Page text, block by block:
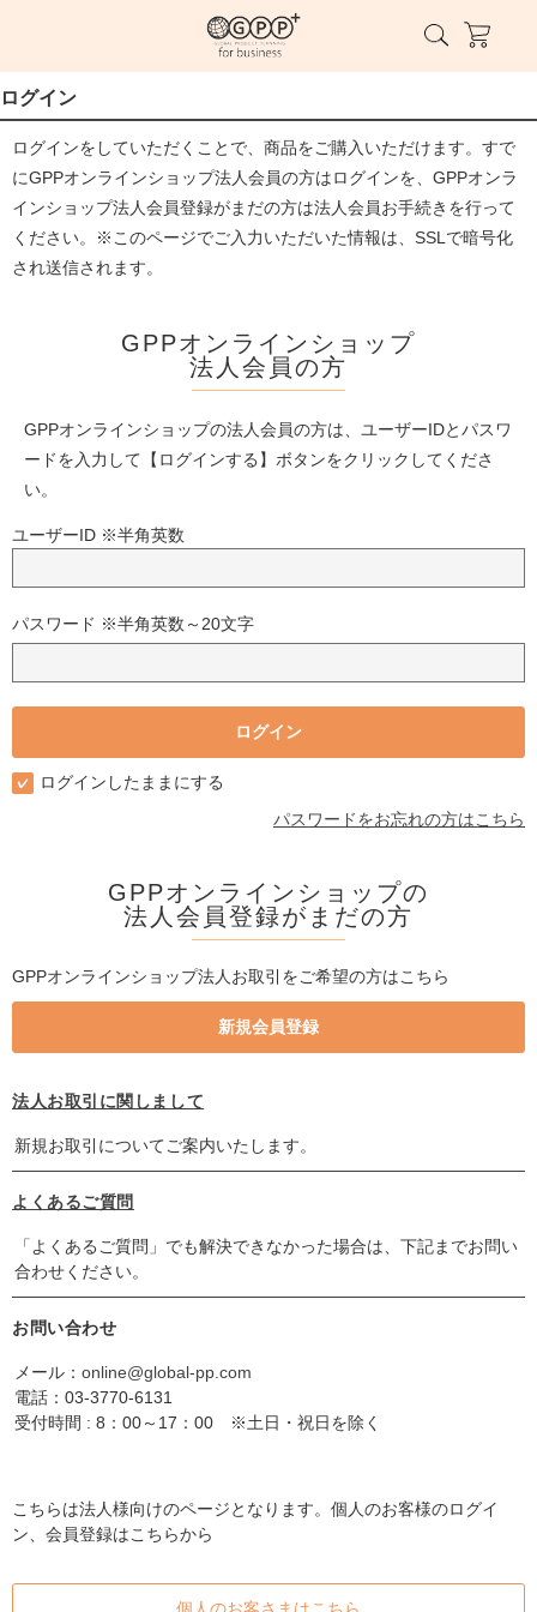
ログイン
ログインをしていただくことで、商品をご購入いただけます。すで
にGPPオンラインショップ法人会員の方はログインを、GPPオンラ
インショップ法人会員登録がまだの方は法人会員お手続きを行って
ください。※このページでご入力いただいた情報は、SSLで暗号化
され送信されます。
GPPオンラインショップ
法人会員の方
GPPオンラインショップの法人会員の方は、ユーザーIDとパスワ
ードを入力して【ログインする】ボタンをクリックしてくださ
い。
ユーザーID ※半角英数
パスワード ※半角英数～20文字
ログインしたままにする
パスワードをお忘れの方はこちら
GPPオンラインショップの
法人会員登録がまだの方
GPPオンラインショップ法人お取引をご希望の方はこちら
法人お取引に関しまして
新規お取引についてご案内いたします。
よくあるご質問
「よくあるご質問」でも解決できなかった場合は、下記までお問い
合わせください。
お問い合わせ
メール： online@global-pp.com
電話： 03-3770-6131
受付時間 : 8：00～17：00 ※土日・祝日を除く
こちらは法人様向けのページとなります。個人のお客様のログイ
ン、会員登録はこちらから